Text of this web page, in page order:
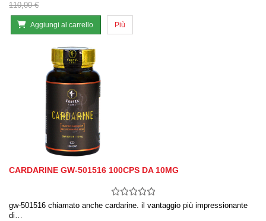
110,00 €
Aggiungi al carrello Più
CARDARINE GW-501516 100CPS DA 10MG
gw-501516 chiamato anche cardarine. il vantaggio più impressionante
di…